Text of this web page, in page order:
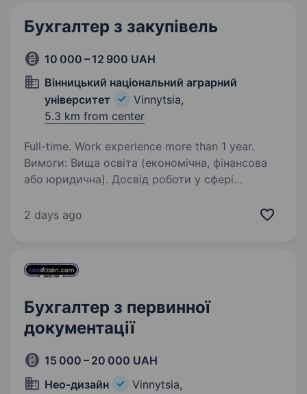
Бухгалтер з закупівель
10 000 – 12 900 UAH
Вінницький національний аграрний
університет
Vinnytsia,
5.3 km from center
Full-time. Work experience more than 1 year.
Вимоги: Вища освіта (економічна, фінансова
або юридична). Досвід роботи у сфері
установах). Практичний досвід роботи
2 days ago
Бухгалтер з первинної
документації
15 000 – 20 000 UAH
Нео-дизайн
Vinnytsia,